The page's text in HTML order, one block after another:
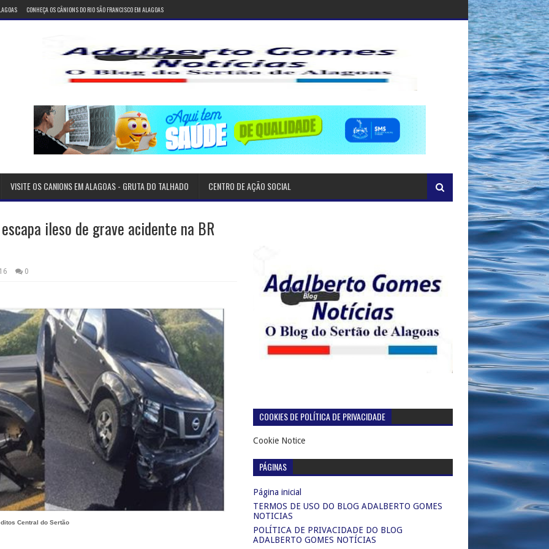
CONHEÇA OS CÂNIONS DO RIO SÃO FRANCISCO EM ALAGOAS
VISITE OS CANIONS EM ALAGOAS - GRUTA DO TALHADO CENTRO DE AÇÃO SOCIAL
ileso de grave acidente na BR
0
Central do Sertão
COOKIES DE POLÍTICA DE PRIVACIDADE
Cookie Notice
PÁGINAS
Página inicial
TERMOS DE USO DO BLOG ADALBERTO GOMES
NOTICIAS
POLÍTICA DE PRIVACIDADE DO BLOG
ADALBERTO GOMES NOTÍCIAS